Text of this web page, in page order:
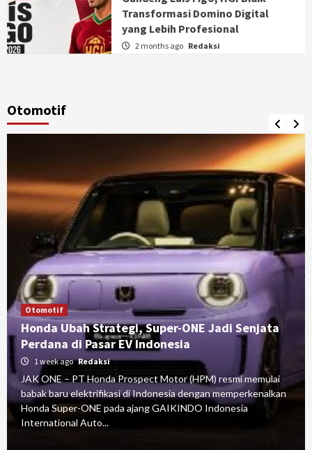
Transformasi Domino Digital
yang Lebih Profesional
2 months ago Redaksi
Otomotif
Otomotif
Honda Ubah Strategi, Super-ONE Jadi Senjata
Perdana di Pasar EV Indonesia
1 week ago Redaksi
JAK ONE – PT Honda Prospect Motor (HPM) resmi memulai
babak baru elektrifikasi di Indonesia dengan memperkenalkan
Honda Super-ONE pada ajang GAIKINDO Indonesia
International Auto...